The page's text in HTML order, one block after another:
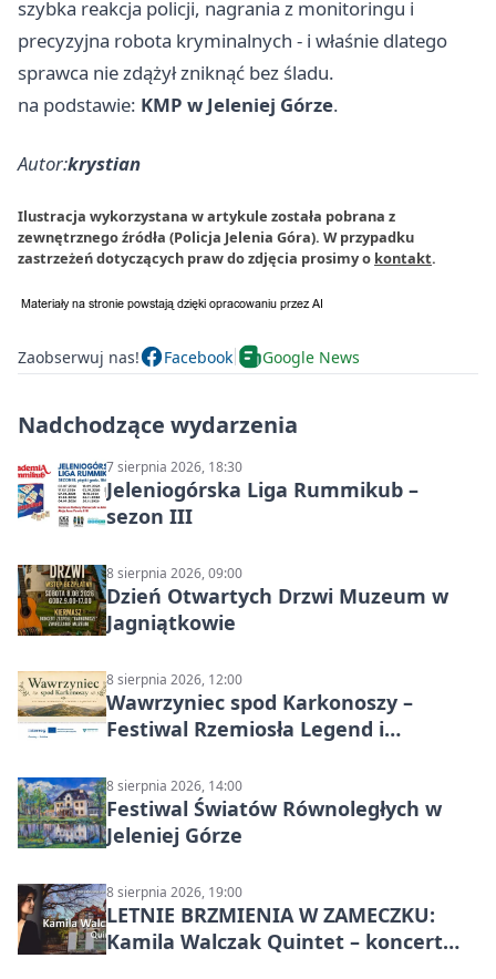
szybka reakcja policji, nagrania z monitoringu i
precyzyjna robota kryminalnych - i właśnie dlatego
sprawca nie zdążył zniknąć bez śladu.
na podstawie: KMP w Jeleniej Górze.
Autor:krystian
Ilustracja wykorzystana w artykule została pobrana z
zewnętrznego źródła (Policja Jelenia Góra). W przypadku
zastrzeżeń dotyczących praw do zdjęcia prosimy o kontakt.
Zaobserwuj nas! Facebook Google News
Nadchodzące wydarzenia
7 sierpnia 2026, 18:30
Jeleniogórska Liga Rummikub –
sezon III
8 sierpnia 2026, 09:00
Dzień Otwartych Drzwi Muzeum w
Jagniątkowie
8 sierpnia 2026, 12:00
Wawrzyniec spod Karkonoszy –
Festiwal Rzemiosła Legend i
8 sierpnia 2026, 14:00
Festiwal Światów Równoległych w
Jeleniej Górze
8 sierpnia 2026, 19:00
LETNIE BRZMIENIA W ZAMECZKU:
Kamila Walczak Quintet – koncert